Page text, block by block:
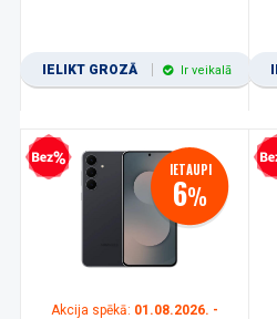
IELIKT GROZĀ Ir veikalā
kredīts IETAUPI
6%
Akcija spēkā: 01.08.2026. -